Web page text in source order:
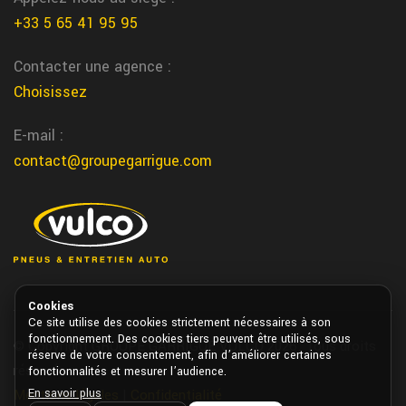
+33 5 65 41 95 95
Contacter une agence :
Choisissez
E-mail :
contact@groupegarrigue.com
© Copyright GROUPE GARRIGUE VULCO 2026. Tous droits
réservés.
Mentions légales
Cookies
Ce site utilise des cookies strictement nécessaires à son
fonctionnement. Des cookies tiers peuvent être utilisés, sous
réserve de votre consentement, afin d’améliorer certaines
fonctionnalités et mesurer l’audience.
En savoir plus